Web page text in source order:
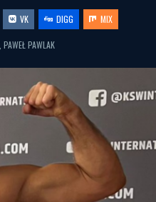
VK DIGG MIX
PAWEŁ PAWLAK